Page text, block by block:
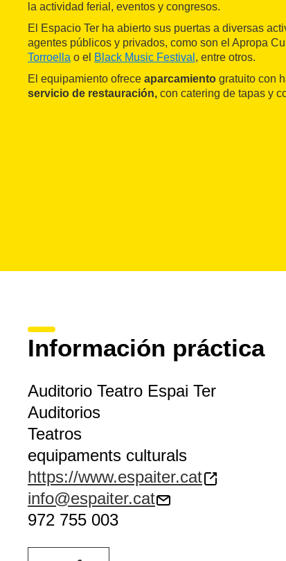
la actividad ferial, eventos y congresos.
El Espacio Ter ha abierto sus puertas a diversas
agentes públicos y privados, como son el Apropa
Torroella o el Black Music Festival , entre otros.
El equipamiento ofrece aparcamiento gratuito con
servicio de restauración, con catering de tapas y
Información práctica
Auditorio Teatro Espai Ter
Auditorios
Teatros
equipaments culturals
https://www.espaiter.cat
info@espaiter.cat
972 755 003